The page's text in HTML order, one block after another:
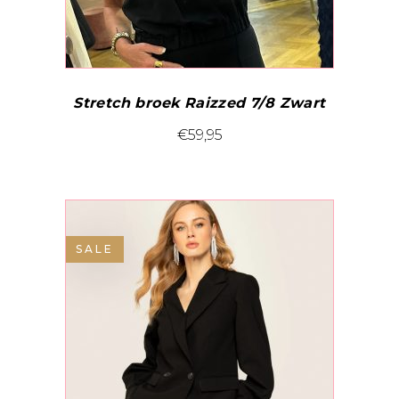
Stretch broek Raizzed 7/8 Zwart
€59,95
Dit
meerdere
variaties.
Deze
optie
kan
SALE